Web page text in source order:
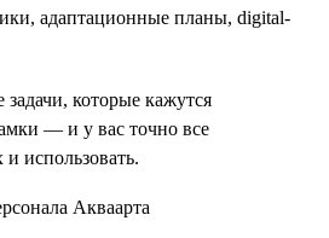
адаптационные планы, digital-
которые кажутся
— и у вас точно все
использовать.